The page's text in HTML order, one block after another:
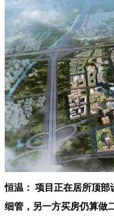
恒温： 项目正在居所顶部
细管，另一方买房仍算做